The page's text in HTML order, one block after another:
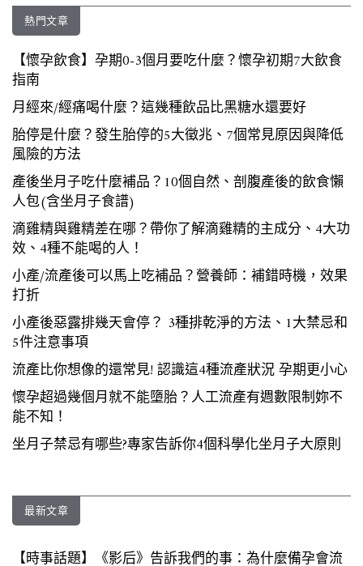
熱門文章
【懷孕飲食】孕期0-3個月要吃什麼？懷孕初期7大飲食
指南
月經來/經痛喝什麼？這幾種飲品比黑糖水還要好
胎停是什麼？發生胎停的5大徵兆、7個常見原因與降低
風險的方法
產後坐月子吃什麼補品？10個自然、剖腹產後的飲食懶
人包(含坐月子食譜)
滴雞精與雞精差在哪？帶你了解滴雞精的主成分、4大功
效、4種不能喝的人！
小產/流產後可以馬上吃補品？營養師：補錯時機，效果
打折
小產後惡露排幾天會停？ 3種排乾淨的方法、1大禁忌和
5件注意事項
流產比你想像的還常見! 認識這4種流產狀況 孕期更小心
懷孕超過幾個月就不能墮胎？人工流產有週數限制妳不
能不知！
坐月子禁忌有哪些?專家告訴你4個科學化坐月子大原則
最新文章
【時事話題】《影后》告訴我們的事：為什麼備孕會流